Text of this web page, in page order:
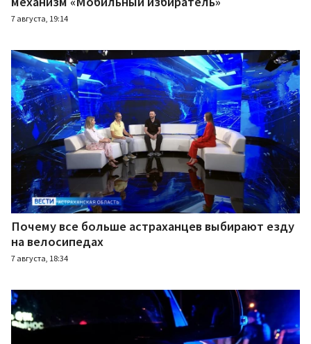
7 августа, 19:14
Почему все больше астраханцев выбирают езду
на велосипедах
7 августа, 18:34